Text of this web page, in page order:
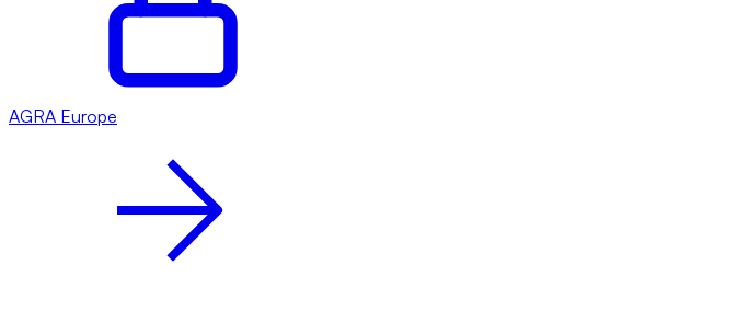
AGRA Europe